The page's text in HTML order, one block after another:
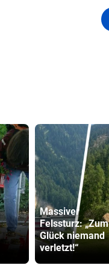
Massiver
Felssturz: „Zum
Glück niemand
verletzt!“